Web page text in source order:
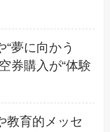
“夢に向かう
券購入が“体験
教育的メッセ